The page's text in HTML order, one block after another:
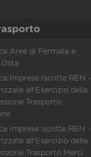
Aree di Fermata e
Osta
Imprese Iscritte REN -
all'Esercizio della
Trasporto
Imprese iscritte REN -
all'Esercizio della
Trasporto Merci